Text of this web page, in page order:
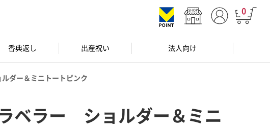
0
香典返し 出産祝い 法人向け
ダー＆ミニトートピンク
ベラー ショルダー＆ミニ